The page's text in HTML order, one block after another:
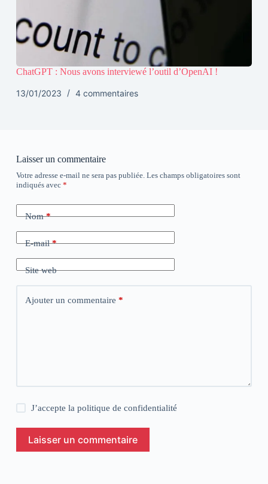
ChatGPT : Nous avons interviewé l’outil d’OpenAI !
13/01/2023 4 commentaires
Laisser un commentaire
Votre adresse e-mail ne sera pas publiée. Les champs obligatoires sont
indiqués avec *
Nom*
E-mail*
Site web
Ajouter un commentaire *
J’accepte lapolitique de confidentialité
Laisser un commentaire